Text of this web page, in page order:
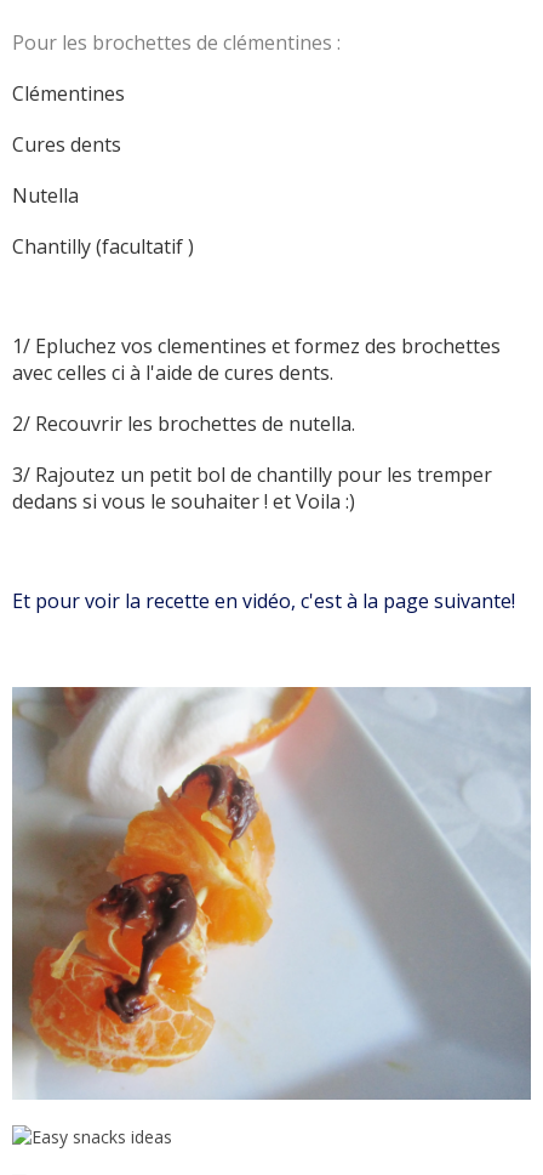
Pour les brochettes de clémentines :
Clémentines
Cures dents
Nutella
Chantilly (facultatif )
1/ Epluchez vos clementines et formez des brochettes
avec celles ci à l'aide de cures dents.
2/ Recouvrir les brochettes de nutella.
3/ Rajoutez un petit bol de chantilly pour les tremper
dedans si vous le souhaiter ! et Voila :)
Et pour voir la recette en vidéo, c'est à la page suivante!